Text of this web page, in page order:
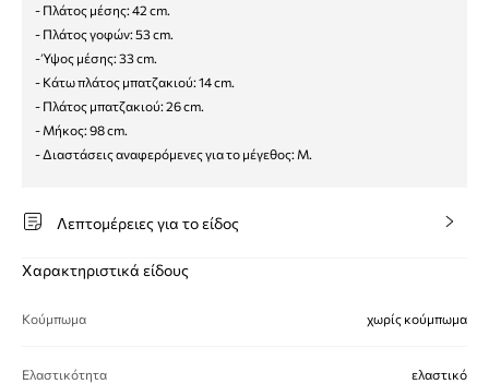
- Πλάτος μέσης: 42 cm.
- Πλάτος γοφών: 53 cm.
- Ύψος μέσης: 33 cm.
- Κάτω πλάτος μπατζακιού: 14 cm.
- Πλάτος μπατζακιού: 26 cm.
- Μήκος: 98 cm.
- Διαστάσεις αναφερόμενες για το μέγεθος: M.
Λεπτομέρειες για το είδος
Χαρακτηριστικά είδους
Κούμπωμα χωρίς κούμπωμα
Ελαστικότητα ελαστικό